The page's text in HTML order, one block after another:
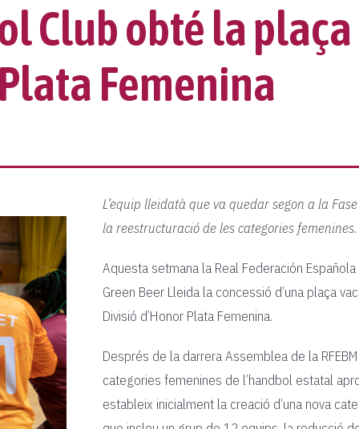
Club obté la
Femenina
L’equip lleidatà que va quedar segon a la
la reestructuració de les categories femenines.
Aquesta setmana la Real Federación
Green Beer Lleida la concessió d’una plaça
Divisió d’Honor Plata Femenina.
Després de la darrera Assemblea de la
categories femenines de l’handbol estatal
estableix inicialment la creació d’una nova